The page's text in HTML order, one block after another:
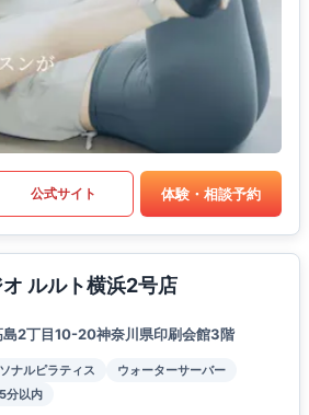
公式サイト 体験・相談予約
ルルト横浜2号店
島2丁目10-20神奈川県印刷会館3階
ナルピラティス
ウォーターサーバー
分以内